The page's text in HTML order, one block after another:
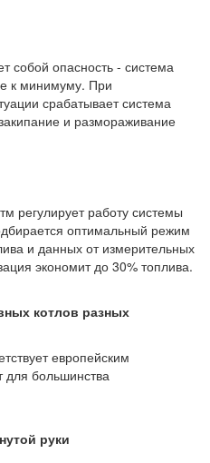
собой опасность - система
к минимуму. При
срабатывает система
и размораживание
регулирует работу системы
оптимальный режим
и данных от измерительных
экономит до 30% топлива.
котлов разных
европейским
для большинства
руки